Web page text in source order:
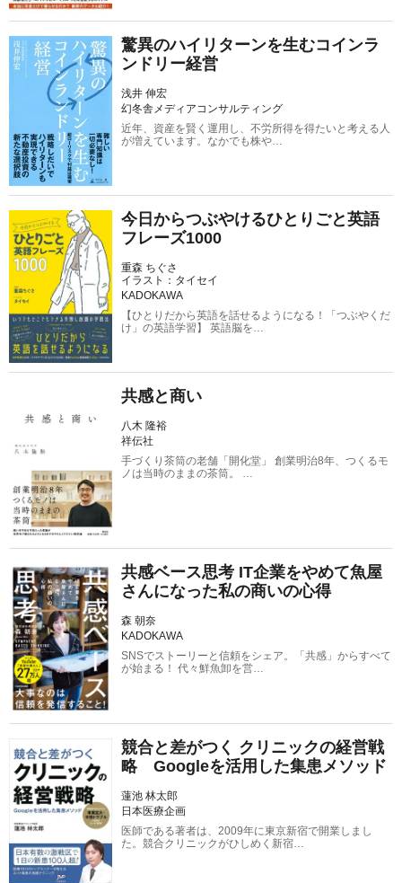
驚異のハイリターンを生むコインラ
ンドリー経営
浅井 伸宏
幻冬舎メディアコンサルティング
近年、資産を賢く運用し、不労所得を得たいと考える人
が増えています。なかでも株や…
今日からつぶやけるひとりごと英語
フレーズ1000
重森 ちぐさ
イラスト：タイセイ
KADOKAWA
【ひとりだから英語を話せるようになる！「つぶやくだ
け」の英語学習】 英語脳を…
共感と商い
八木 隆裕
祥伝社
手づくり茶筒の老舗「開化堂」 創業明治8年、つくるモ
ノは当時のままの茶筒。 …
共感ベース思考 IT企業をやめて魚屋
さんになった私の商いの心得
森 朝奈
KADOKAWA
SNSでストーリーと信頼をシェア。「共感」からすべて
が始まる！ 代々鮮魚卸を営…
競合と差がつく クリニックの経営戦
略 Googleを活用した集患メソッド
蓮池 林太郎
日本医療企画
医師である著者は、2009年に東京新宿で開業しまし
た。競合クリニックがひしめく新宿…